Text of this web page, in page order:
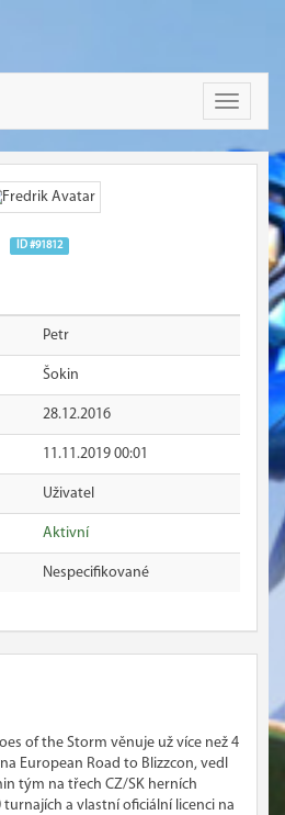
Toggle
ID #91812
Petr
Šokin
28.12.2016
11.11.2019 00:01
Uživatel
Aktivní
Nespecifikované
of the Storm věnuje už více než 4
European Road to Blizzcon, vedl
tým na třech CZ/SK herních
turnajích a vlastní oficiální licenci na